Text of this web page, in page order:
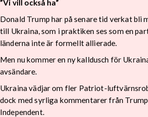
”Vi vill också ha”
Donald Trump har på senare tid verkat bli
till Ukraina, som i praktiken ses som en
länderna inte är formellt allierade.
Men nu kommer en ny kalldusch för
avsändare.
Ukraina vädjar om fler Patriot-
dock med syrliga kommentarer från
Independent.